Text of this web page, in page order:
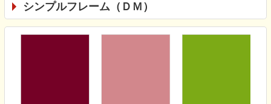
シンプルフレーム（ＤＭ）